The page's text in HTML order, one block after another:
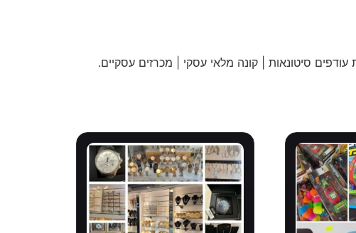
סיטונאות | קונה מלאי עסקי | מכרזים עסקיים.